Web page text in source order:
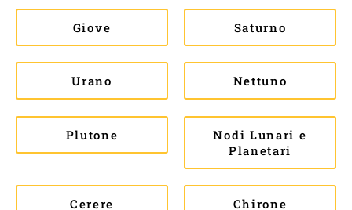
Giove Saturno
Urano Nettuno
Plutone
Nodi Lunari e
Planetari
Cerere Chirone